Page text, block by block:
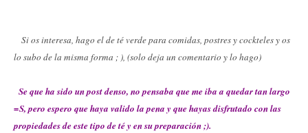
Si os interesa, hago el de té verde para comidas, postres y cockteles y os
lo subo de la misma forma ; ), (solo deja un comentario y lo hago)
Se que ha sido un post denso, no pensaba que me iba a quedar tan largo
=S, pero espero que haya valido la pena y que hayas disfrutado con las
propiedades de este tipo de té y en su preparación ;).